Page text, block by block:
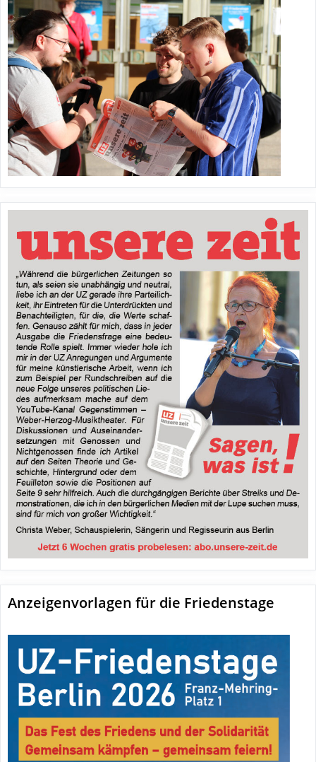
Anzeigenvorlagen für die Friedenstage